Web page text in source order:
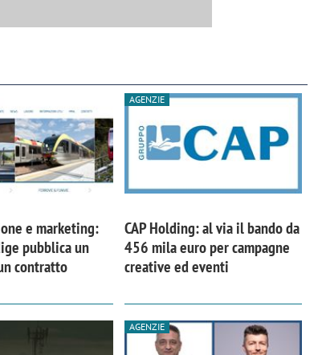
e marketing:
pubblica un
contratto
AGENZIE
CAP Holding: al via il bando da
456 mila euro per campagne
creative ed eventi
AGENZIE